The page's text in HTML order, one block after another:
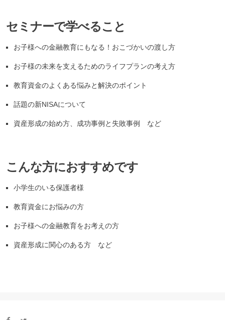
セミナーで学べること
お子様への金融教育にもなる！おこづかいの渡し方
お子様の未来を支えるためのライフプランの考え方
教育資金のよくある悩みと解決のポイント
話題の新NISAについて
資産形成の始め方、成功事例と失敗事例 など
こんな方におすすめです
小学生のいる保護者様
教育資金にお悩みの方
お子様への金融教育をお考えの方
資産形成に関心のある方 など